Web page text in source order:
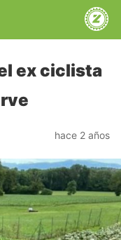
ex ciclista
hace 2 años